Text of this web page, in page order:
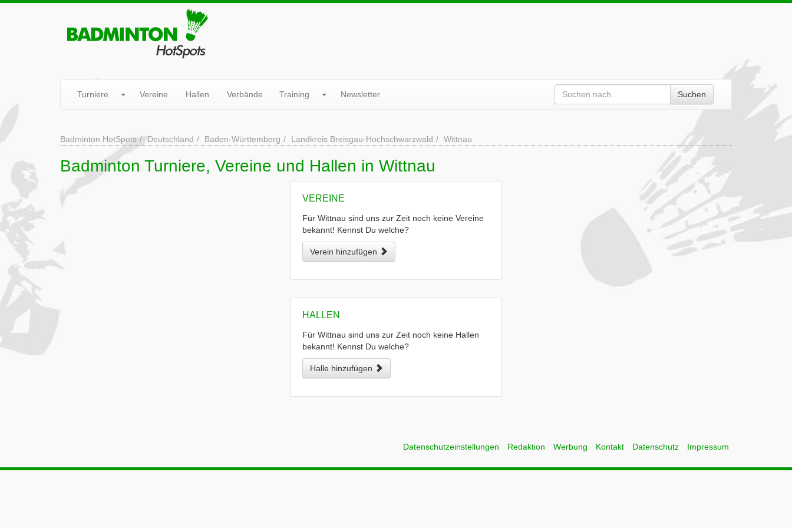
Turniere Vereine Hallen Verbände Training Newsletter Suchen
Badminton HotSpots Deutschland Baden-Württemberg Landkreis Breisgau-Hochschwarzwald Wittnau
Badminton Turniere, Vereine und Hallen in Wittnau
VEREINE
Für Wittnau sind uns zur Zeit noch keine Vereine
bekannt! Kennst Du welche?
Verein hinzufügen
HALLEN
Für Wittnau sind uns zur Zeit noch keine Hallen
bekannt! Kennst Du welche?
Halle hinzufügen
Datenschutzeinstellungen Redaktion Werbung Kontakt Datenschutz Impressum